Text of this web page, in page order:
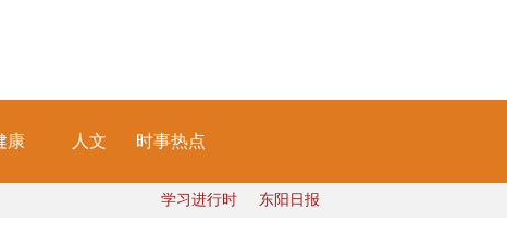
康 人文 时事热点
学习进行时 东阳日报